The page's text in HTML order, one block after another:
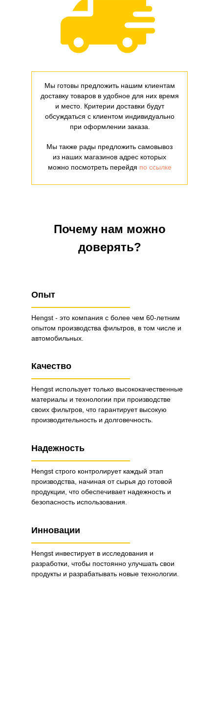
Мы готовы предложить нашим клиентам
доставку товаров в удобное для них время
и место. Критерии доставки будут
обсуждаться с клиентом индивидуально
при оформлении заказа.
Мы также рады предложить самовывоз
из наших магазинов адрес которых
можно посмотреть перейдя по ссылке
Почему нам можно
доверять?
Опыт
Hengst - это компания с более чем 60-летним
опытом производства фильтров, в том числе и
автомобильных.
Качество
Надежность
Hengst использует только высококачественные
материалы и технологии при производстве
своих фильтров, что гарантирует высокую
производительность и долговечность.
Инновации
Hengst строго контролирует каждый этап
производства, начиная от сырья до готовой
продукции, что обеспечивает надежность и
безопасность использования.
Hengst инвестирует в исследования и
разработки, чтобы постоянно улучшать свои
продукты и разрабатывать новые технологии.